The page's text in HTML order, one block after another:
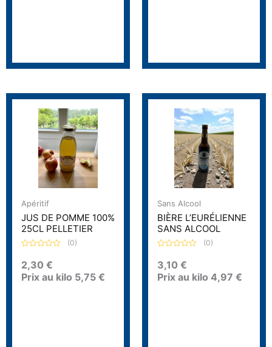
Apéritif
JUS DE POMME 100%
25CL PELLETIER
o
t
e
0
(0)
2,30 €
Prix au kilo 5,75 €
Sans Alcool
BIÈRE L’EURÉLIENNE
SANS ALCOOL
o
t
e
0
(0)
3,10 €
Prix au kilo 4,97 €